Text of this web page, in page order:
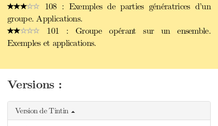
108 : Exemples de parties génératrices d’un
groupe. Applications.
101 : Groupe opérant sur un ensemble.
Exemples et applications.
Versions :
Version de Tintin